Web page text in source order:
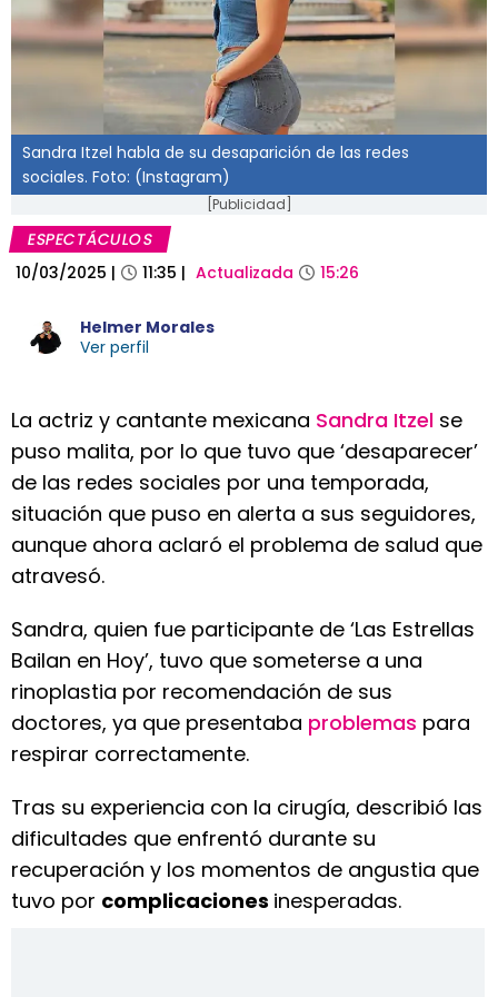
Sandra Itzel habla de su desaparición de las redes
sociales. Foto: (Instagram)
[Publicidad]
ESPECTÁCULOS
10/03/2025 | 11:35 | Actualizada 15:26
Helmer Morales
Ver perfil
La actriz y cantante mexicana Sandra Itzel se
puso malita, por lo que tuvo que ‘desaparecer’
de las redes sociales por una temporada,
situación que puso en alerta a sus seguidores,
aunque ahora aclaró el problema de salud que
atravesó.
Sandra, quien fue participante de ‘Las Estrellas
Bailan en Hoy’, tuvo que someterse a una
rinoplastia por recomendación de sus
doctores, ya que presentaba problemas para
respirar correctamente.
Tras su experiencia con la cirugía, describió las
dificultades que enfrentó durante su
recuperación y los momentos de angustia que
tuvo por complicaciones inesperadas.